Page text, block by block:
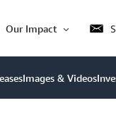
Our Impact
Item
Images & Videos